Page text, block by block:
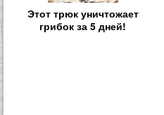
Этот трюк уничтожает
грибок за 5 дней!